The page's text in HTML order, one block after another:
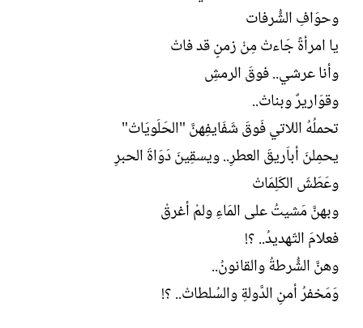
وحوَافِ الشُّرفات
يا امرأةً جَاءتْ مِنْ زمنٍ قد فاتْ
وأنا عرشي.. فوقَ الرمشِ
وقوَاريرٌ وبناتْ..
تحملُهُ اللاتي فَوقَ شَفَايفِهنَّ "الحَلَويَاتْ"
يحمِلنَ أباَريقَ العطرِ.. ويسقِينَ دَوَاةَ الحبرِ
وعَطَشَ الكَلِمَاتْ
وبهنَّ مَشيتُ على المَاءِ ولمْ أغرقْ
فعلامَ التّهديدُ.. ؟!
وهنَّ الشُّرطةُ والقانونُ..
وَمَخفرُ أمنِ الدَّولةِ والسُلطاتْ.. ؟!